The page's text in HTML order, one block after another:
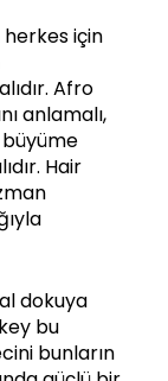
için
Afro
anlamalı,
Hair
dokuya
bu
bunların